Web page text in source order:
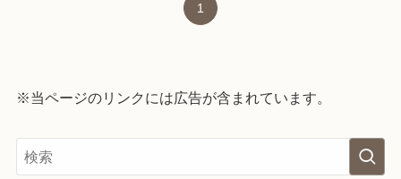
1
※当ページのリンクには広告が含まれています。